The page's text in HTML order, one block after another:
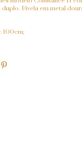
Fivela em metal
100cm;